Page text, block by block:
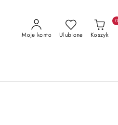
Moje konto Ulubione Koszyk
0